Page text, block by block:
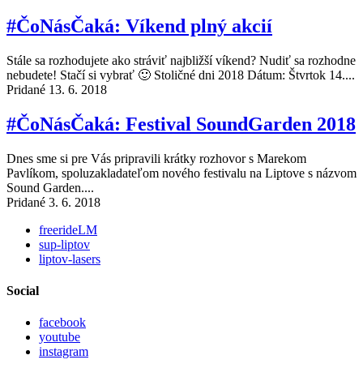
#ČoNásČaká: Víkend plný akcií
Stále sa rozhodujete ako stráviť najbližší víkend? Nudiť sa rozhodne
nebudete! Stačí si vybrať 🙂 Stoličné dni 2018 Dátum: Štvrtok 14....
Pridané 13. 6. 2018
#ČoNásČaká: Festival SoundGarden 2018
Dnes sme si pre Vás pripravili krátky rozhovor s Marekom
Pavlíkom, spoluzakladateľom nového festivalu na Liptove s názvom
Sound Garden....
Pridané 3. 6. 2018
freerideLM
sup-liptov
liptov-lasers
Social
facebook
youtube
instagram